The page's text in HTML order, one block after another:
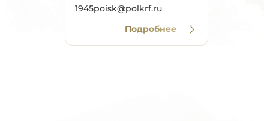
1945poisk@polkrf.ru
Подробнее